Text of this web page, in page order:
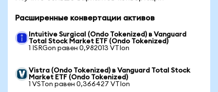
Расширенные конвертации активов
Intuitive Surgical (Ondo Tokenized) в Vanguard
Total Stock Market ETF (Ondo Tokenized)
1 ISRGon равен 0,982013 VTIon
Vistra (Ondo Tokenized) в Vanguard Total Stock
Market ETF (Ondo Tokenized)
1 VSTon равен 0,366427 VTIon